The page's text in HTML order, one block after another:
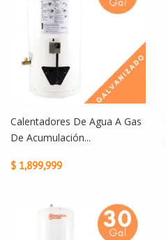
Calentadores De Agua A Gas
De Acumulación...
$ 1,899,999